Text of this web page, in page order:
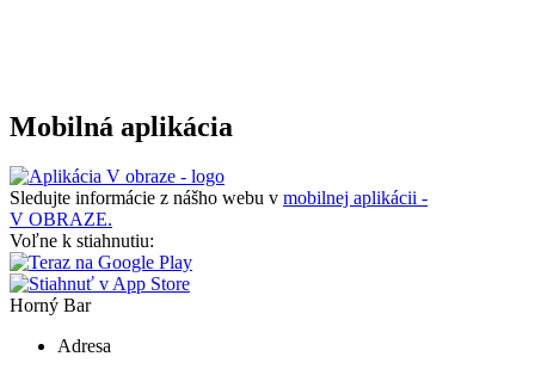
Mobilná aplikácia
Sledujte informácie z nášho webu v mobilnej aplikácii -
V OBRAZE.
Voľne k stiahnutiu:
Horný Bar
Adresa